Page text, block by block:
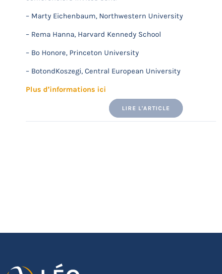
– Marty Eichenbaum, Northwestern University
– Rema Hanna, Harvard Kennedy School
– Bo Honore, Princeton University
– BotondKoszegi, Central European University
Plus d’informations ici
LIRE L'ARTICLE